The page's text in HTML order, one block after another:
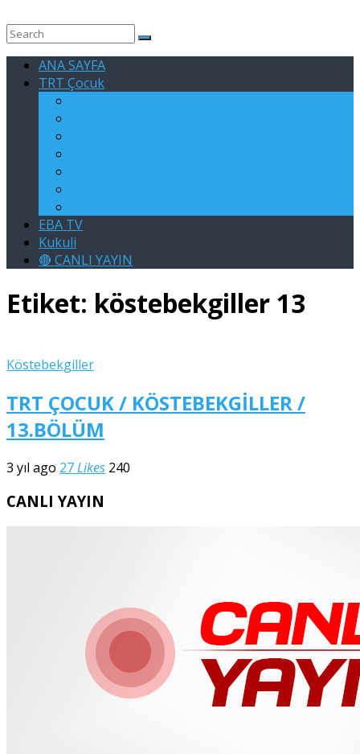
ANA SAYFA
TRT Çocuk
EBA TV
Kukuli
🔴 CANLI YAYIN
Etiket: köstebekgiller 13
Köstebekgiller
TRT ÇOCUK / KÖSTEBEKGİLLER /
13.BÖLÜM
3 yıl ago 27Likes 240
CANLI YAYIN